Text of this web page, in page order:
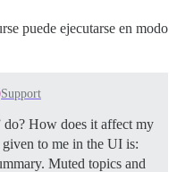
puede ejecutarse en modo
Support
How does it affect my
to me in the UI is:
Muted topics and